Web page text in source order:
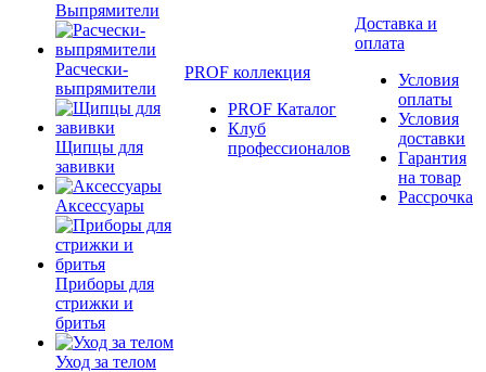
Выпрямители
Расчески-
выпрямители
Щипцы для
завивки
Аксессуары
Приборы для
стрижки и
бритья
Уход за телом
PROF коллекция
PROF Каталог
Клуб
профессионалов
Доставка и
оплата
Условия
оплаты
Условия
доставки
Гарантия
на товар
Рассрочка